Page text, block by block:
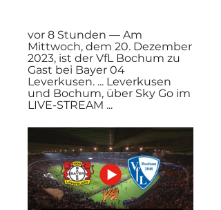
vor 8 Stunden — Am
Mittwoch, dem 20. Dezember
2023, ist der VfL Bochum zu
Gast bei Bayer 04
Leverkusen. ... Leverkusen
und Bochum, über Sky Go im
LIVE-STREAM ...